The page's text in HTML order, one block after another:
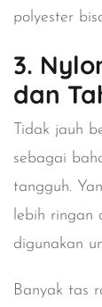
polyester
3.
dan
Tidak jauh
sebagai
tangguh.
lebih ringan
digunakan
Banyak tas